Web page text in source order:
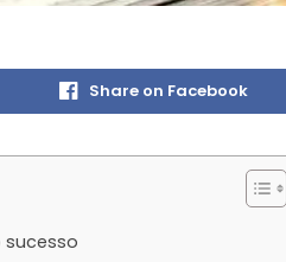
Share on Facebook
sucesso